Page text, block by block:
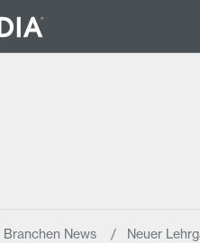
Branchen News Neuer